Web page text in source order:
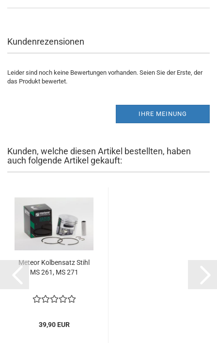
Kundenrezensionen
Leider sind noch keine Bewertungen vorhanden. Seien Sie der Erste, der
das Produkt bewertet.
IHRE MEINUNG
Kunden, welche diesen Artikel bestellten, haben
auch folgende Artikel gekauft:
Meteor Kolbensatz Stihl
MS 261, MS 271
39,90 EUR